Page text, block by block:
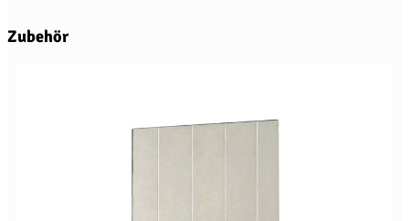
Produktgalerie überspringen
Zubehör